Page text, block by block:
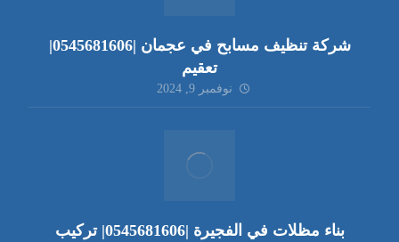
شركة تنظيف مسابح في عجمان |0545681606|
تعقيم
نوفمبر 9, 2024
بناء مظلات في الفجيرة |0545681606| تركيب